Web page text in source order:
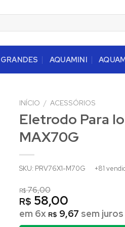
AQUAMINI
INÍCIO / ACESSÓRIOS
Eletrodo Para
MAX70G
SKU: PRV76X1-M70G +81
R$76,00
R$ 58,00
em 6x R$ 9,67 sem juros